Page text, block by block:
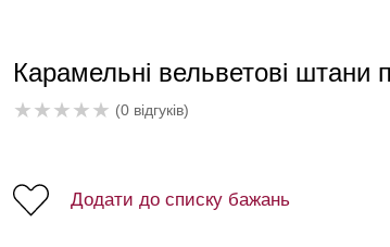
Карамельні вельветові штани
★★★★★ (0 відгуків)
Додати до списку бажань